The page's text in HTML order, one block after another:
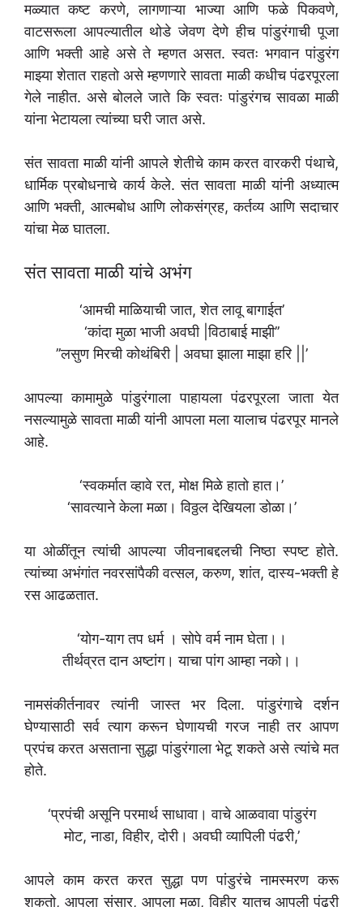
मळ्यात कष्ट करणे, लागणाऱ्या भाज्या आणि फळे पिकवणे,
वाटसरूला आपल्यातील थोडे जेवण देणे हीच पांडुरंगाची पूजा
आणि भक्ती आहे असे ते म्हणत असत. स्वतः भगवान पांडुरंग
माझ्या शेतात राहतो असे म्हणणारे सावता माळी कधीच पंढरपूरला
गेले नाहीत. असे बोलले जाते कि स्वतः पांडुरंगच सावळा माळी
यांना भेटायला त्यांच्या घरी जात असे.
संत सावता माळी यांनी आपले शेतीचे काम करत वारकरी पंथाचे,
धार्मिक प्रबोधनाचे कार्य केले. संत सावता माळी यांनी अध्यात्म
आणि भक्ती, आत्मबोध आणि लोकसंग्रह, कर्तव्य आणि सदाचार
यांचा मेळ घातला.
संत सावता माळी यांचे अभंग
‘आमची माळियाची जात, शेत लावू बागाईत’
‘कांदा मुळा भाजी अवघी |विठाबाई माझी’’
’’लसुण मिरची कोथंबिरी | अवघा झाला माझा हरि ||’
आपल्या कामामुळे पांडुरंगाला पाहायला पंढरपूरला जाता येत
नसल्यामुळे सावता माळी यांनी आपला मला यालाच पंढरपूर मानले
आहे.
‘स्वकर्मात व्हावे रत, मोक्ष मिळे हातो हात।’
‘सावत्याने केला मळा। विठ्ठल देखियला डोळा।’
या ओळींतून त्यांची आपल्या जीवनाबद्दलची निष्ठा स्पष्ट होते.
त्यांच्या अभंगांत नवरसांपैकी वत्सल, करुण, शांत, दास्य-भक्ती हे
रस आढळतात.
‘योग-याग तप धर्म । सोपे वर्म नाम घेता।।
तीर्थव्रत दान अष्टांग। याचा पांग आम्हा नको।।
नामसंकीर्तनावर त्यांनी जास्त भर दिला. पांडुरंगाचे दर्शन
घेण्यासाठी सर्व त्याग करून घेणायची गरज नाही तर आपण
प्रपंच करत असताना सुद्धा पांडुरंगाला भेटू शकते असे त्यांचे मत
होते.
‘प्रपंची असूनि परमार्थ साधावा। वाचे आळवावा पांडुरंग
मोट, नाडा, विहीर, दोरी। अवघी व्यापिली पंढरी,’
आपले काम करत करत सुद्धा पण पांडुरंचे नामस्मरण करू
शकतो, आपला संसार, आपला मळा, विहीर यातच आपली पंढरी